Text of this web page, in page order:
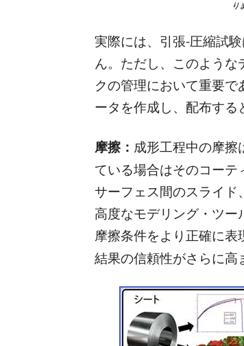
り
実際には、引張-圧縮試
ん。ただし、このよう
クの管理において重要
ータを作成し、配布する
摩擦： 成形工程中の摩擦
ている場合はそのコー
サーフェス間のスライド
高度なモデリング・ツー
摩擦条件をより正確に表
結果の信頼性がさらに高